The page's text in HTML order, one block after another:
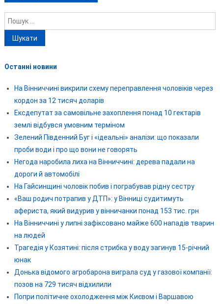
Пошук:
Останні новини
На Вінниччині викрили схему переправлення чоловіків через
кордон за 12 тисяч доларів
Ексдепутат за самовільне захоплення понад 10 гектарів
землі відбувся умовним терміном
Зелений Південний Буг і «ідеальні» аналізи: що показали
проби води і про що вони не говорять
Негода наробила лиха на Вінниччині: дерева падали на
дороги й автомобілі
На Гайсинщині чоловік побив і пограбував рідну сестру
«Ваш родич потрапив у ДТП»: у Вінниці судитимуть
афериста, який видурив у вінничанки понад 153 тис. грн
На Вінниччині у липні зафіксовано майже 600 нападів тварин
на людей
Трагедія у Козятині: після стрибка у воду загинув 15-річний
юнак
Донька відомого агробарона виграла суд у газової компанії:
позов на 729 тисяч відхилили
Попри політичне охолодження між Києвом і Варшавою